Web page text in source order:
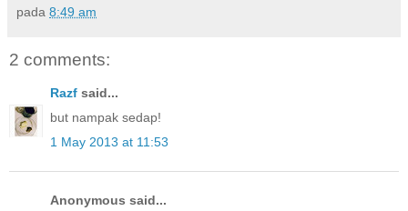
pada 8:49 am
2 comments:
Razf said...
but nampak sedap!
1 May 2013 at 11:53
Anonymous said...